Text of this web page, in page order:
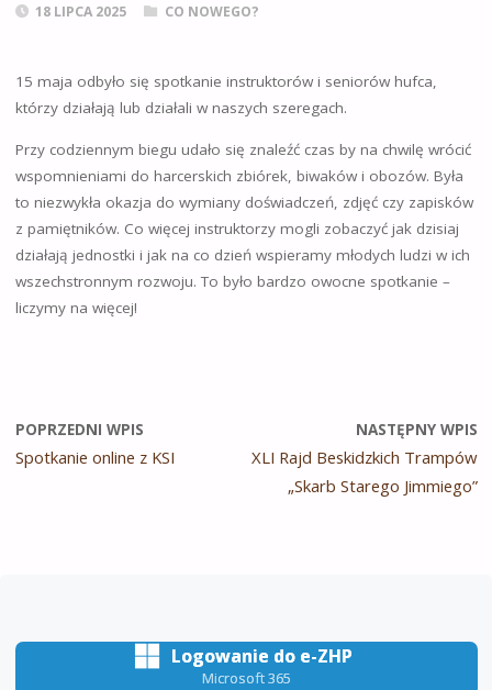
18 LIPCA 2025 CO NOWEGO?
15 maja odbyło się spotkanie instruktorów i seniorów hufca,
którzy działają lub działali w naszych szeregach.
Przy codziennym biegu udało się znaleźć czas by na chwilę wrócić
wspomnieniami do harcerskich zbiórek, biwaków i obozów. Była
to niezwykła okazja do wymiany doświadczeń, zdjęć czy zapisków
z pamiętników. Co więcej instruktorzy mogli zobaczyć jak dzisiaj
działają jednostki i jak na co dzień wspieramy młodych ludzi w ich
wszechstronnym rozwoju. To było bardzo owocne spotkanie –
liczymy na więcej!
POPRZEDNI WPIS
Spotkanie online z KSI
NASTĘPNY WPIS
XLI Rajd Beskidzkich Trampów
„Skarb Starego Jimmiego”
Logowanie do e-ZHP
Microsoft 365